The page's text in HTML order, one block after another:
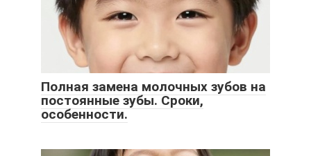
Полная замена молочных зубов на
постоянные зубы. Сроки,
особенности.